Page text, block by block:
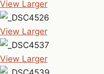
View Larger
View Larger
View Larger